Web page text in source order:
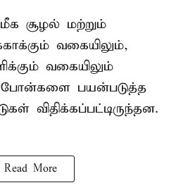
சூழல் மற்றும்
வகையிலும்,
வகையிலும்
பயன்படுத்த
விதிக்கப்பட்டிருந்தன.
Read More